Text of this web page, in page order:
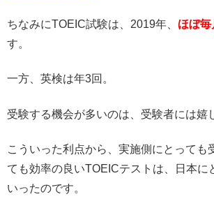
ちなみにTOEIC試験は、2019年、 ほぼ毎
す。
一方、英検は年3回。
受験する機会が多いのは、受験者には嬉
こういった利点から、実施側にとっても
ても効率の良いTOEICテストは、日本に
いったのです。